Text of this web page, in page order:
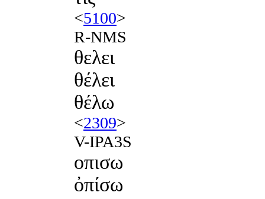
<5100>
R-NMS
θελει
θέλει
θέλω
<2309>
V-IPA3S
οπισω
ὀπίσω